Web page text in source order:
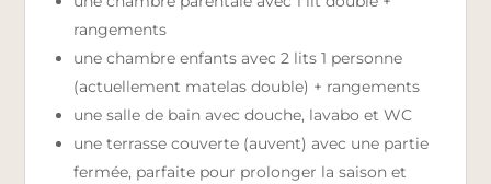
rangements
une chambre enfants avec 2 lits 1 personne
(actuellement matelas double) + rangements
une salle de bain avec douche, lavabo et WC
une terrasse couverte (auvent) avec une partie
fermée, parfaite pour prolonger la saison et